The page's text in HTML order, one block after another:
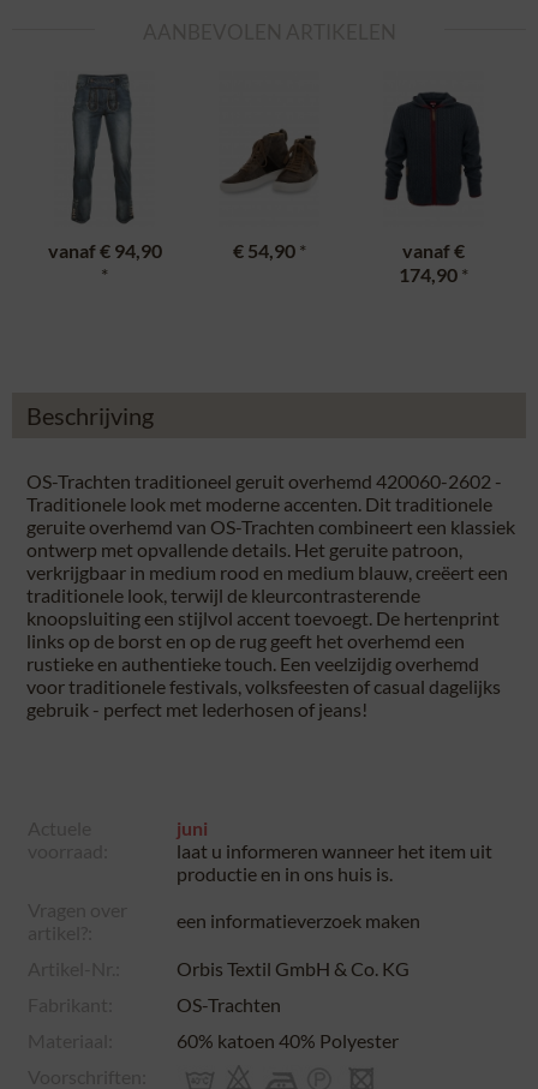
vanaf€ 94,90
*
€ 54,90 * vanaf€
174,90 *
Beschrijving
OS-Trachten traditioneel geruit overhemd 420060-2602 -
Traditionele look met moderne accenten. Dit traditionele
geruite overhemd van OS-Trachten combineert een klassiek
ontwerp met opvallende details. Het geruite patroon,
verkrijgbaar in medium rood en medium blauw, creëert een
traditionele look, terwijl de kleurcontrasterende
knoopsluiting een stijlvol accent toevoegt. De hertenprint
links op de borst en op de rug geeft het overhemd een
rustieke en authentieke touch. Een veelzijdig overhemd
voor traditionele festivals, volksfeesten of casual dagelijks
gebruik - perfect met lederhosen of jeans!
juni
laat u informeren wanneer het item uit
productie en in ons huis is.
een informatieverzoek maken
Orbis Textil GmbH & Co. KG
OS-Trachten
60% katoen 40% Polyester